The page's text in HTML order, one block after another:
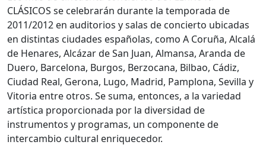
CLÁSICOS se celebrarán durante la temporada de
2011/2012 en auditorios y salas de concierto ubicadas
en distintas ciudades españolas, como A Coruña, Alcalá
de Henares, Alcázar de San Juan, Almansa, Aranda de
Duero, Barcelona, Burgos, Berzocana, Bilbao, Cádiz,
Ciudad Real, Gerona, Lugo, Madrid, Pamplona, Sevilla y
Vitoria entre otros. Se suma, entonces, a la variedad
artística proporcionada por la diversidad de
instrumentos y programas, un componente de
intercambio cultural enriquecedor.